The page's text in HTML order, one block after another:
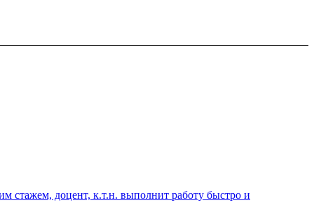
стажем, доцент, к.т.н. выполнит работу быстро и